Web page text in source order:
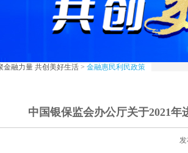
金融力量 共创美好生活 > 金融惠民利民政策
中国银保监会办公厅关于2021
发